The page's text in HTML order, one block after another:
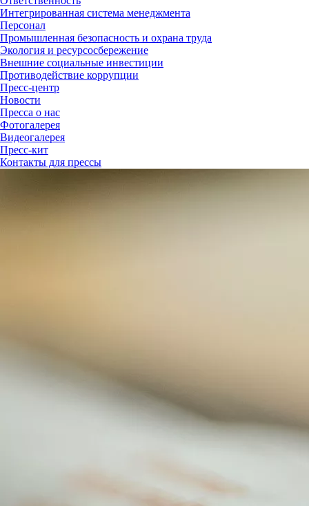
Интегрированная система менеджмента
Персонал
Промышленная безопасность и охрана труда
Экология и ресурсосбережение
Внешние социальные инвестиции
Противодействие коррупции
Пресс-центр
Новости
Пресса о нас
Фотогалерея
Видеогалерея
Пресс-кит
Контакты для прессы